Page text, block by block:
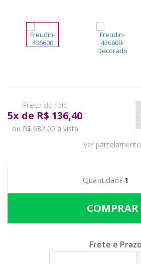
5x de R$ 136,40
ou R$ 682,00 à vista
ver parcelamento
Calcular o Frete